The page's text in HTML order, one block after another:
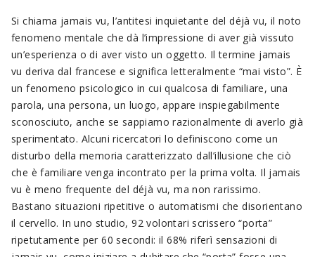
Si chiama jamais vu, l’antitesi inquietante del déjà vu, il noto
fenomeno mentale che dà l’impressione di aver già vissuto
un’esperienza o di aver visto un oggetto. Il termine jamais
vu deriva dal francese e significa letteralmente “mai visto”. È
un fenomeno psicologico in cui qualcosa di familiare, una
parola, una persona, un luogo, appare inspiegabilmente
sconosciuto, anche se sappiamo razionalmente di averlo già
sperimentato. Alcuni ricercatori lo definiscono come un
disturbo della memoria caratterizzato dall’illusione che ciò
che è familiare venga incontrato per la prima volta. Il jamais
vu è meno frequente del déjà vu, ma non rarissimo.
Bastano situazioni ripetitive o automatismi che disorientano
il cervello. In uno studio, 92 volontari scrissero “porta”
ripetutamente per 60 secondi: il 68% riferì sensazioni di